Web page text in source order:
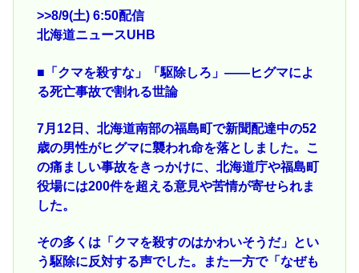
>>8/9(土) 6:50配信
北海道ニュースUHB
■「クマを殺すな」「駆除しろ」――ヒグマによ
る死亡事故で割れる世論
7月12日、北海道南部の福島町で新聞配達中の52
歳の男性がヒグマに襲われ命を落としました。こ
の痛ましい事故をきっかけに、北海道庁や福島町
役場には200件を超える意見や苦情が寄せられま
した。
その多くは「クマを殺すのはかわいそうだ」とい
う駆除に反対する声でした。また一方で「なぜも